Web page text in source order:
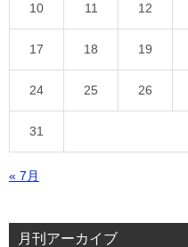
10 11 12
17 18 19
24 25 26
31
« 7月
月刊アーカイブ